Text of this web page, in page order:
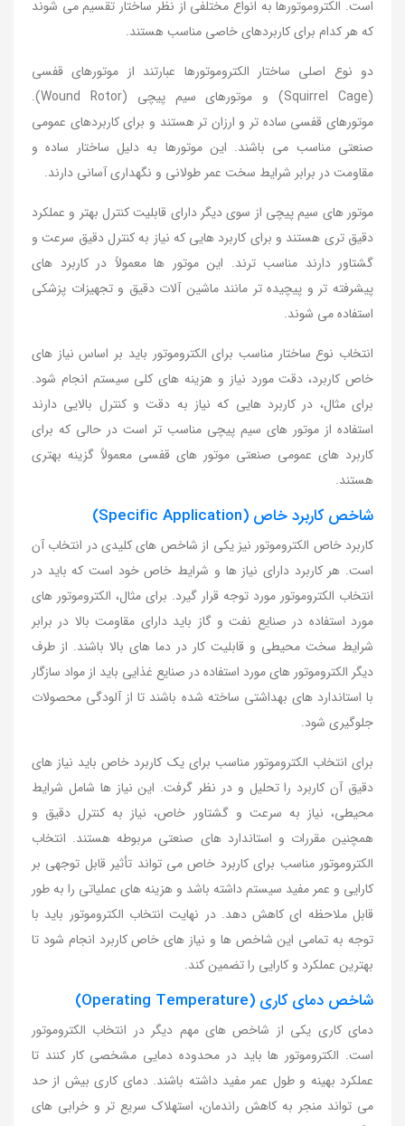
است. الکتروموتورها به انواع مختلفی از نظر ساختار تقسیم می شوند
که هر کدام برای کاربردهای خاصی مناسب هستند.
دو نوع اصلی ساختار الکتروموتورها عبارتند از موتورهای قفسی
(Squirrel Cage) و موتورهای سیم پیچی (Wound Rotor).
موتورهای قفسی ساده تر و ارزان تر هستند و برای کاربردهای عمومی
صنعتی مناسب می باشند. این موتورها به دلیل ساختار ساده و
مقاومت در برابر شرایط سخت عمر طولانی و نگهداری آسانی دارند.
موتور های سیم پیچی از سوی دیگر دارای قابلیت کنترل بهتر و عملکرد
دقیق تری هستند و برای کاربرد هایی که نیاز به کنترل دقیق سرعت و
گشتاور دارند مناسب ترند. این موتور ها معمولاً در کاربرد های
پیشرفته تر و پیچیده تر مانند ماشین آلات دقیق و تجهیزات پزشکی
استفاده می شوند.
انتخاب نوع ساختار مناسب برای الکتروموتور باید بر اساس نیاز های
خاص کاربرد، دقت مورد نیاز و هزینه های کلی سیستم انجام شود.
برای مثال، در کاربرد هایی که نیاز به دقت و کنترل بالایی دارند
استفاده از موتور های سیم پیچی مناسب تر است در حالی که برای
کاربرد های عمومی صنعتی موتور های قفسی معمولاً گزینه بهتری
هستند.
شاخص کاربرد خاص (Specific Application)
کاربرد خاص الکتروموتور نیز یکی از شاخص های کلیدی در انتخاب آن
است. هر کاربرد دارای نیاز ها و شرایط خاص خود است که باید در
انتخاب الکتروموتور مورد توجه قرار گیرد. برای مثال، الکتروموتور های
مورد استفاده در صنایع نفت و گاز باید دارای مقاومت بالا در برابر
شرایط سخت محیطی و قابلیت کار در دما های بالا باشند. از طرف
دیگر الکتروموتور های مورد استفاده در صنایع غذایی باید از مواد سازگار
با استاندارد های بهداشتی ساخته شده باشند تا از آلودگی محصولات
جلوگیری شود.
برای انتخاب الکتروموتور مناسب برای یک کاربرد خاص باید نیاز های
دقیق آن کاربرد را تحلیل و در نظر گرفت. این نیاز ها شامل شرایط
محیطی، نیاز به سرعت و گشتاور خاص، نیاز به کنترل دقیق و
همچنین مقررات و استاندارد های صنعتی مربوطه هستند. انتخاب
الکتروموتور مناسب برای کاربرد خاص می تواند تأثیر قابل توجهی بر
کارایی و عمر مفید سیستم داشته باشد و هزینه های عملیاتی را به طور
قابل ملاحظه ای کاهش دهد. در نهایت انتخاب الکتروموتور باید با
توجه به تمامی این شاخص ها و نیاز های خاص کاربرد انجام شود تا
بهترین عملکرد و کارایی را تضمین کند.
شاخص دمای کاری (Operating Temperature)
دمای کاری یکی از شاخص های مهم دیگر در انتخاب الکتروموتور
است. الکتروموتور ها باید در محدوده دمایی مشخصی کار کنند تا
عملکرد بهینه و طول عمر مفید داشته باشند. دمای کاری بیش از حد
می تواند منجر به کاهش راندمان، استهلاک سریع تر و خرابی های